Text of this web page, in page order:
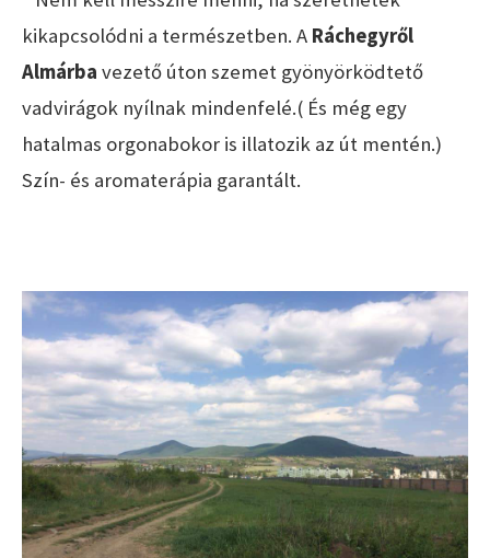
kikapcsolódni a természetben. A Ráchegyről
Almárba vezető úton szemet gyönyörködtető
vadvirágok nyílnak mindenfelé.( És még egy
hatalmas orgonabokor is illatozik az út mentén.)
Szín- és aromaterápia garantált.